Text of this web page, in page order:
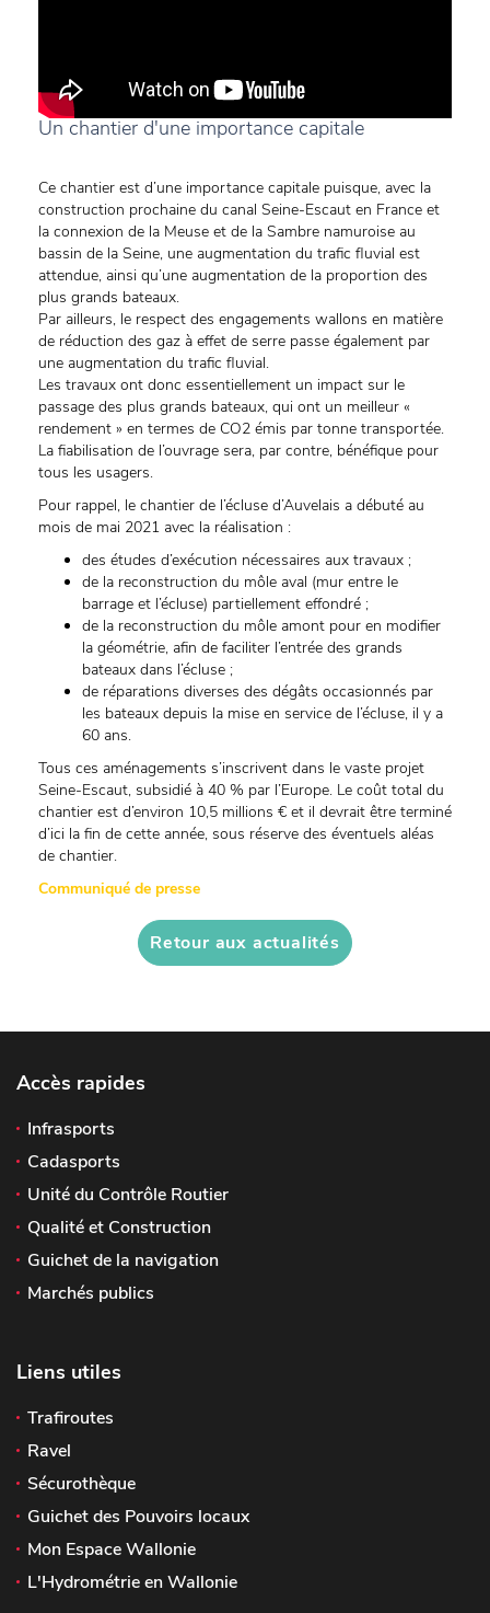
Un chantier d'une importance capitale
Ce chantier est d’une importance capitale puisque, avec la
construction prochaine du canal Seine-Escaut en France et
la connexion de la Meuse et de la Sambre namuroise au
bassin de la Seine, une augmentation du trafic fluvial est
attendue, ainsi qu’une augmentation de la proportion des
plus grands bateaux.
Par ailleurs, le respect des engagements wallons en matière
de réduction des gaz à effet de serre passe également par
une augmentation du trafic fluvial.
Les travaux ont donc essentiellement un impact sur le
passage des plus grands bateaux, qui ont un meilleur «
rendement » en termes de CO2 émis par tonne transportée.
La fiabilisation de l’ouvrage sera, par contre, bénéfique pour
tous les usagers.
Pour rappel, le chantier de l’écluse d’Auvelais a débuté au
mois de mai 2021 avec la réalisation :
des études d’exécution nécessaires aux travaux ;
de la reconstruction du môle aval (mur entre le
barrage et l’écluse) partiellement effondré ;
de la reconstruction du môle amont pour en modifier
la géométrie, afin de faciliter l’entrée des grands
bateaux dans l’écluse ;
de réparations diverses des dégâts occasionnés par
les bateaux depuis la mise en service de l’écluse, il y a
60 ans.
Tous ces aménagements s’inscrivent dans le vaste projet
Seine-Escaut, subsidié à 40 % par l’Europe. Le coût total du
chantier est d’environ 10,5 millions € et il devrait être terminé
d’ici la fin de cette année, sous réserve des éventuels aléas
de chantier.
Communiqué de presse
Retour aux actualités
Accès rapides
Infrasports
Cadasports
Unité du Contrôle Routier
Qualité et Construction
Guichet de la navigation
Marchés publics
Liens utiles
Trafiroutes
Ravel
Sécurothèque
Guichet des Pouvoirs locaux
Mon Espace Wallonie
L'Hydrométrie en Wallonie